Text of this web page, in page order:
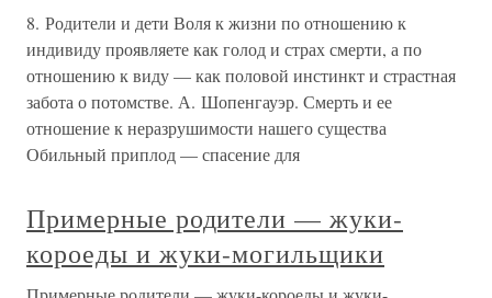
8. Родители и дети Воля к жизни по отношению к
индивиду проявляете как голод и страх смерти, а по
отношению к виду — как половой инстинкт и страстная
забота о потомстве. А. Шопенгауэр. Смерть и ее
отношение к неразрушимости нашего существа
Обильный приплод — спасение для
Примерные родители — жуки-
короеды и жуки-могильщики